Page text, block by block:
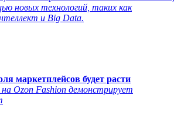
новых технологий, таких как
и Big Data.
маркетплейсов будет расти
Ozon Fashion демонстрирует